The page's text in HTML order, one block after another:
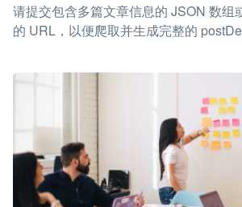
请提交包含多篇文章信息的 JSON 数组
的 URL，以便爬取并生成完整的